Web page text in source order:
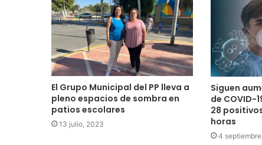
El Grupo Municipal del PP lleva a
pleno espacios de sombra en
patios escolares
13 julio, 2023
Siguen
de COVID-
28
horas
4